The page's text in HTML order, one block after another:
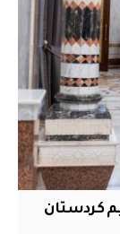
‏كردستان